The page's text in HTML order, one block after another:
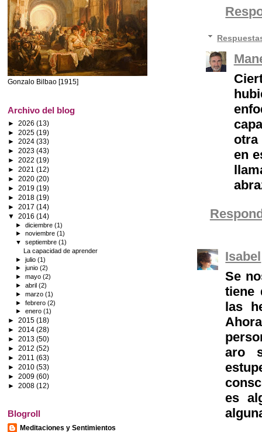
otra
en
Isabel
Se
tiene
las
aro
es
Gonzalo Bilbao [1915]
Archivo del blog
► 2026 (13)
► 2025 (19)
► 2024 (33)
► 2023 (43)
► 2022 (19)
► 2021 (12)
► 2020 (20)
► 2019 (19)
► 2018 (19)
► 2017 (14)
▼ 2016 (14)
►diciembre(1)
►noviembre(1)
▼septiembre(1)
La capacidad de aprender
►julio(1)
►junio(2)
►mayo(2)
►abril(2)
►marzo(1)
►febrero(2)
►enero(1)
► 2015 (18)
► 2014 (28)
► 2013 (50)
► 2012 (52)
► 2011 (63)
► 2010 (53)
► 2009 (60)
► 2008 (12)
Blogroll
Meditaciones y Sentimientos